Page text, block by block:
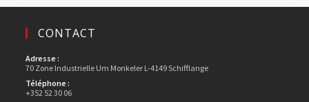
CONTACT
Adresse :
70 Zone Industrielle Um Monkeler L-4149 Schifflange
Téléphone :
+352 52 30 06